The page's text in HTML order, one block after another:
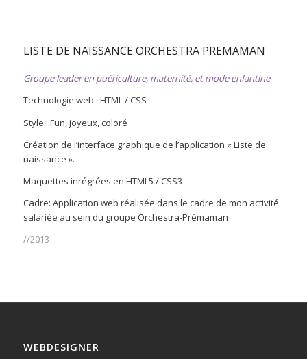
LISTE DE NAISSANCE ORCHESTRA PREMAMAN
Groupe leader en puériculture, maternité, et mode enfantine
Technologie web : HTML / CSS
Style : Fun, joyeux, coloré
Création de l’interface graphique de l’application « Liste de
naissance ».
Maquettes inrégrées en HTML5 / CSS3
Cadre: Application web réalisée dans le cadre de mon activité
salariée au sein du groupe Orchestra-Prémaman
//2013
WEBDESIGNER